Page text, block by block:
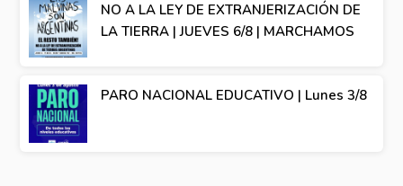
NO A LA LEY DE EXTRANJERIZACIÓN DE
LA TIERRA | JUEVES 6/8 | MARCHAMOS
PARO NACIONAL EDUCATIVO | Lunes 3/8